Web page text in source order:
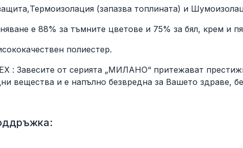
(запазва топлината) и
е 88% за тъмните цветове и 75% за бял, крем и
полиестер.
: Завесите от серията „МИЛАНО“ притежават
вещества и е напълно безвредна за Вашето здраве,